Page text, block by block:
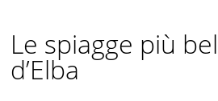
content
Le spiagge più
d’Elba